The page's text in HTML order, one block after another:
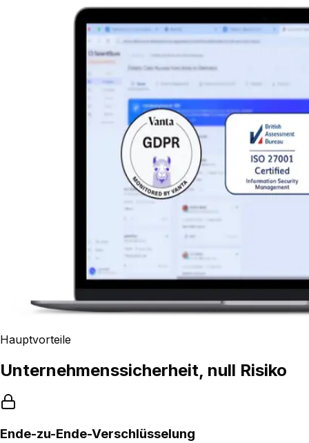
Hauptvorteile
Unternehmenssicherheit, null Risiko
Ende-zu-Ende-Verschlüsselung